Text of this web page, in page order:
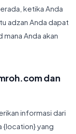
ketika Anda
adzan Anda dapat
mana Anda akan
dan
informasi dari
{location} yang